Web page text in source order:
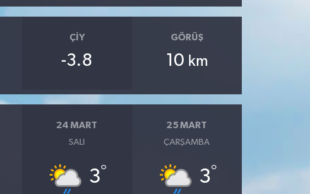
ÇIY
-3.8
GÖRÜŞ
10 km
24 MART
SALI
3°
25 MART
ÇARŞAMBA
3°